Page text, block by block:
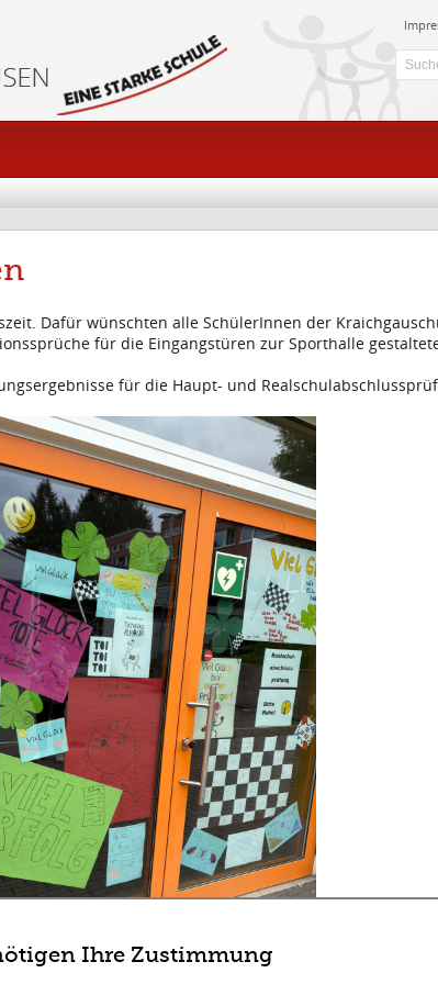
Dafür wünschten alle SchülerInnen der
für die Eingangstüren zur Sporthalle
für die Haupt- und
Ihre Zustimmung